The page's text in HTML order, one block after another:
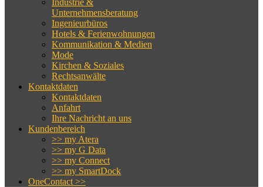
Industrie &
Unternehmensberatung
Ingenieurbüros
Hotels & Ferienwohnungen
Kommunikation & Medien
Mode
Kirchen & Soziales
Rechtsanwälte
Kontaktdaten
Kontaktdaten
Anfahrt
Ihre Nachricht an uns
Kundenbereich
>> my Atera
>> my G Data
>> my Connect
>> my SmartDock
OneContact >>